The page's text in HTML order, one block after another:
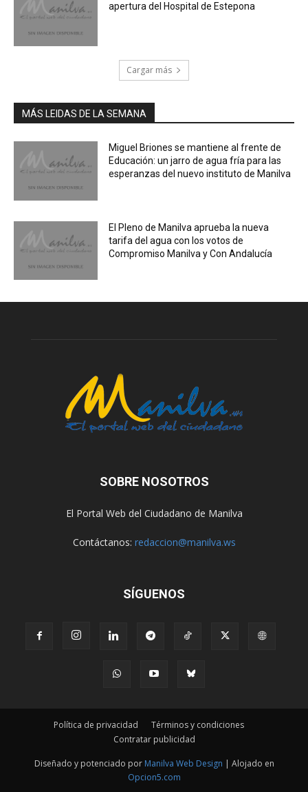
apertura del Hospital de Estepona
Cargar más
MÁS LEIDAS DE LA SEMANA
Miguel Briones se mantiene al frente de
Educación: un jarro de agua fría para las
esperanzas del nuevo instituto de Manilva
El Pleno de Manilva aprueba la nueva
tarifa del agua con los votos de
Compromiso Manilva y Con Andalucía
SOBRE NOSOTROS
El Portal Web del Ciudadano de Manilva
Contáctanos: redaccion@manilva.ws
SÍGUENOS
Política de privacidad
Términos y condiciones
Contratar publicidad
Diseñado y potenciado por Manilva Web Design | Alojado en
Opcion5.com